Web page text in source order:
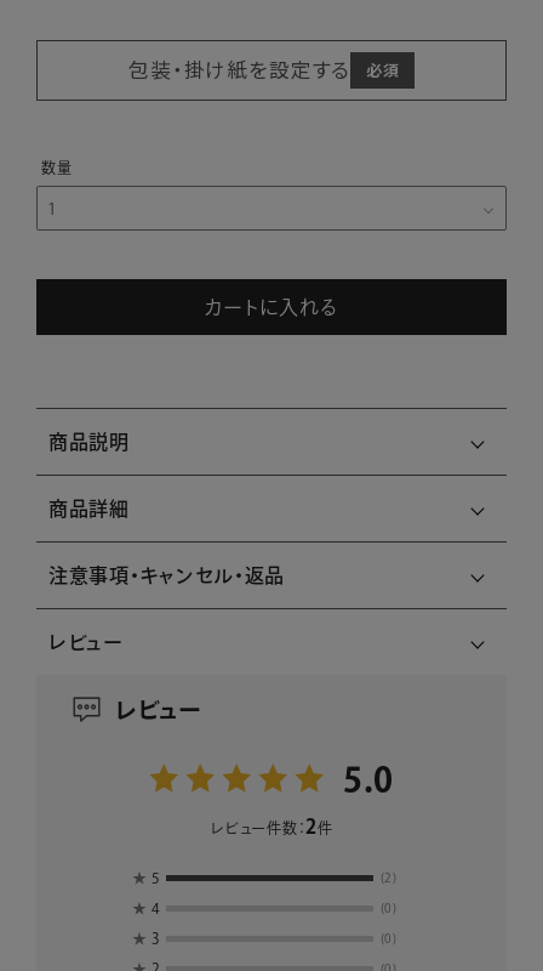
包装・掛け紙を設定する
カートに入れる
商品説明
商品詳細
注意事項・キャンセル・返品
レビュー
レビュー
5.0
レビュー件数： 2件
★ 5 (2)
★ 4 (0)
★ 3 (0)